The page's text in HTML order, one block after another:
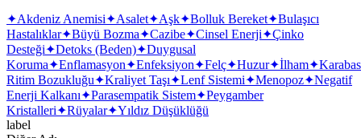
✦Akdeniz Anemisi✦Asalet✦Aşk✦Bolluk Bereket✦Bulaşıcı
Hastalıklar✦Büyü Bozma✦Cazibe✦Cinsel Enerji✦Çinko
Desteği✦Detoks (Beden)✦Duygusal
Koruma✦Enflamasyon✦Enfeksiyon✦Felç✦Huzur✦İlham✦
Ritim Bozukluğu✦Kraliyet Taşı✦Lenf Sistemi✦Menopoz✦Negatif
Enerji Kalkanı✦Parasempatik Sistem✦Peygamber
Kristalleri✦Rüyalar✦Yıldız Düşüklüğü
label